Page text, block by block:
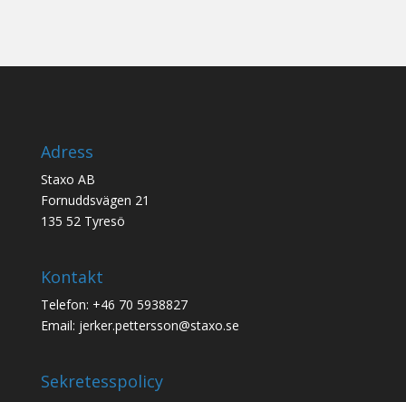
Adress
Staxo AB
Fornuddsvägen 21
135 52 Tyresö
Kontakt
Telefon: +46 70 5938827
Email: jerker.pettersson@staxo.se
Sekretesspolicy